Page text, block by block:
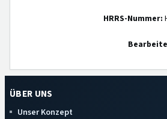
HRRS-Nummer:
ÜBER UNS
Unser Konzept